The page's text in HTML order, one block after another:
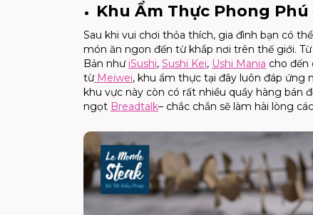
Khu Ẩm Thực Phong Phú
Sau khi vui chơi thỏa thích, gia đình bạn có
món ăn ngon đến từ khắp nơi trên thế giới.
Bản như iSushi, Sushi Kei, Ushi Mania cho đến
từMeiwei, khu ẩm thực tại đây luôn đáp ứng
khu vực này còn có rất nhiều quầy hàng bán
ngọt Breadtalk– chắc chắn sẽ làm hài lòng